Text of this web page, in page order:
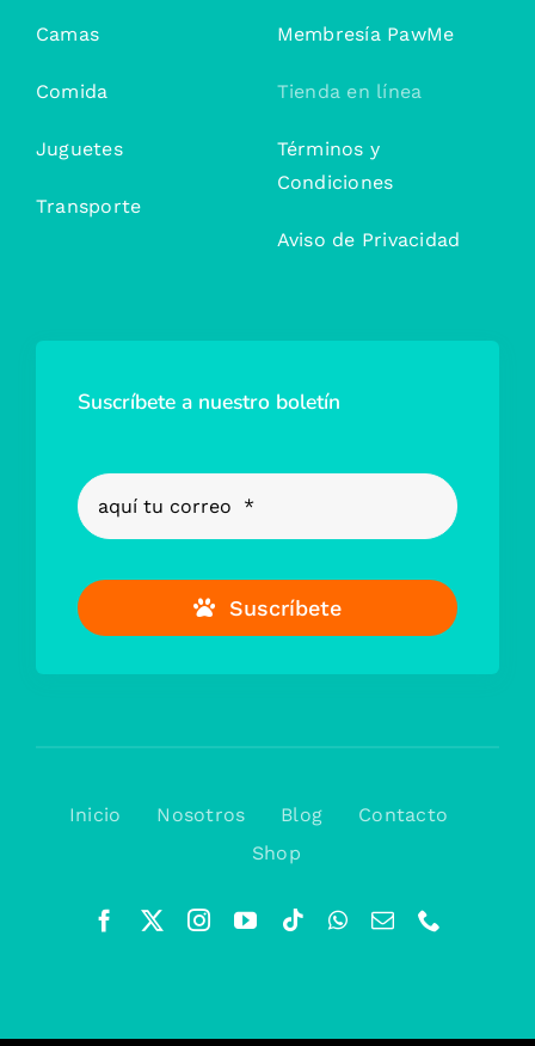
Camas
Comida
Juguetes
Transporte
Membresía PawMe
Tienda en línea
Términos y
Condiciones
Aviso de Privacidad
Suscríbete a nuestro boletín
Suscríbete
Inicio Nosotros Blog
Contacto
Shop